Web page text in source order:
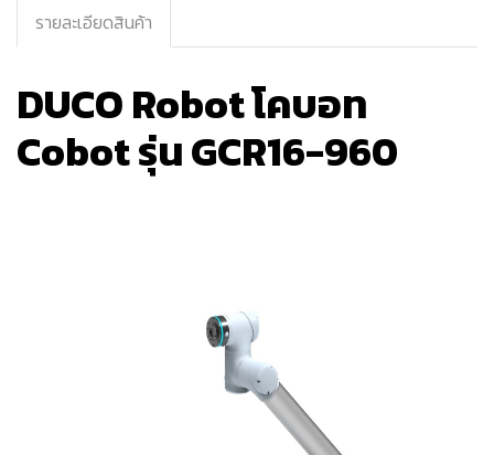
รายละเอียดสินค้า
DUCO Robot โคบอท
Cobot รุ่น GCR16-960